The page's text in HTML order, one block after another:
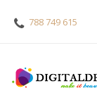
788 749 615